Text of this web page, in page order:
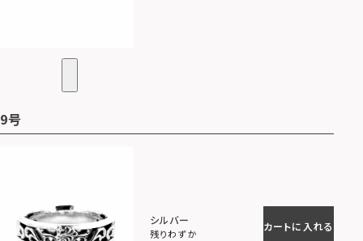
9号
シルバー
残りわずか
カートに入れる